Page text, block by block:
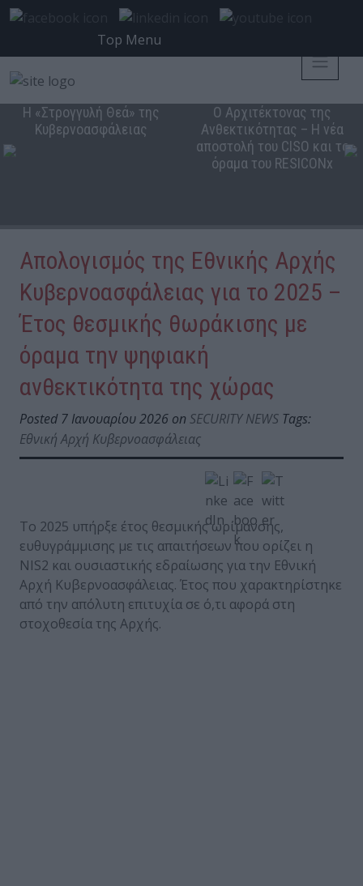
Top Menu
Η «Στρογγυλή Θεά» της
Κυβερνοασφάλειας
Ο Αρχιτέκτονας της
Ανθεκτικότητας – Η νέα
αποστολή του CISO και το
όραμα του RESICONx
Απολογισμός της Εθνικής Αρχής
Κυβερνοασφάλειας για το 2025 –
Έτος θεσμικής θωράκισης με
όραμα την ψηφιακή
ανθεκτικότητα της χώρας
Posted 7 Ιανουαρίου 2026 on SECURITY NEWS Tags:
Εθνική Αρχή Κυβερνοασφάλειας
Το 2025 υπήρξε έτος θεσμικής ωρίμανσης,
ευθυγράμμισης με τις απαιτήσεων που ορίζει η
NIS2 και ουσιαστικής εδραίωσης για την Εθνική
Αρχή Κυβερνοασφάλειας. Έτος που χαρακτηρίστηκε
από την απόλυτη επιτυχία σε ό,τι αφορά στη
στοχοθεσία της Αρχής.